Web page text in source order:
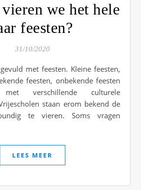
we het hele
feesten?
31/10/2020
feesten, onbekende feesten
verschillende culturele
staan erom bekend de
te vieren. Soms vragen
LEES MEER